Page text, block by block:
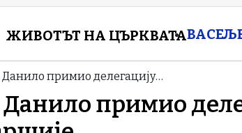
ЖИВОТЪТ НА ЦЪРКВАТА
Данило примио делегацију…
Данило примио